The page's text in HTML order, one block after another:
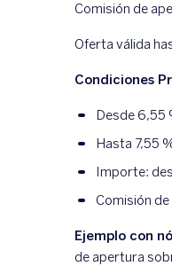
Comisión de
Oferta válida
Condiciones
Desde 6,55
Hasta 7,55
Importe:
Comisión
Ejemplo con
de apertura